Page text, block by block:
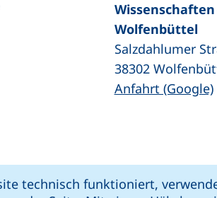
technisch funktioniert,
Wolfenbüttel
Salzdahlumer
38302
Anfahrt (Google)